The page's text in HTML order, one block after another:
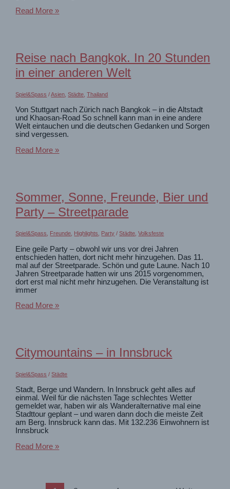
Junggesellenparty
wieder
Hangover?
Read More »
Reise nach Bangkok. In 20 Stunden
in einer anderen Welt
Spiel&Spass /Asien ,Städte ,Thailand
Von Stuttgart nach Zürich nach Bangkok – in die Altstadt
und Khaosan-Road So schnell kann man in eine andere
Welt eintauchen und die deutschen Gedanken und Sorgen
sind vergessen.
Reise
in
einer
anderen
Read More »
Sommer, Sonne, Freunde, Bier und
Party – Streetparade
Spiel&Spass Freunde Highlights Party /Städte ,Volksfeste
Eine geile Party – obwohl wir uns vor drei Jahren
entschieden hatten, dort nicht mehr hinzugehen. Das 11.
mal auf der Streetparade. Schön und gute Laune. Nach 10
Jahren Streetparade hatten wir uns 2015 vorgenommen,
dort erst mal nicht mehr hinzugehen. Die Veranstaltung ist
immer
Sommer,
Party
–
Read More »
Citymountains – in Innsbruck
Spiel&Spass /Städte
Stadt, Berge und Wandern. In Innsbruck geht alles auf
einmal. Weil für die nächsten Tage schlechtes Wetter
gemeldet war, haben wir als Wanderalternative mal eine
Stadttour geplant – und waren dann doch die meiste Zeit
am Berg. Innsbruck kann das. Mit 132.236 Einwohnern ist
Innsbruck
Citymountains
Read More »